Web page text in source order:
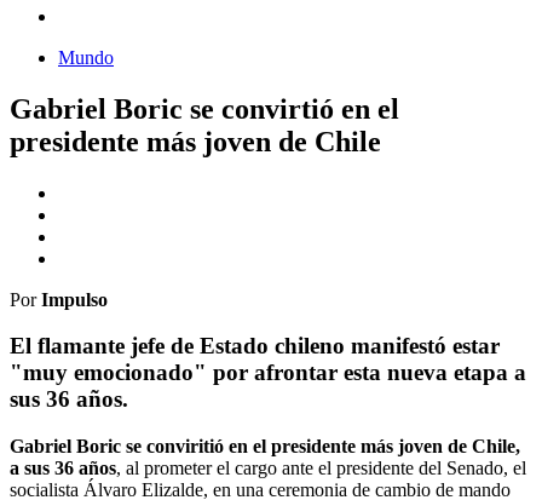
Mundo
Gabriel Boric se convirtió en el
presidente más joven de Chile
PorImpulso
El flamante jefe de Estado chileno manifestó estar
"muy emocionado" por afrontar esta nueva etapa a
sus 36 años.
Gabriel Boric se conviritió en el presidente más joven de Chile,
a sus 36 años, al prometer el cargo ante el presidente del Senado, el
socialista Álvaro Elizalde, en una ceremonia de cambio de mando